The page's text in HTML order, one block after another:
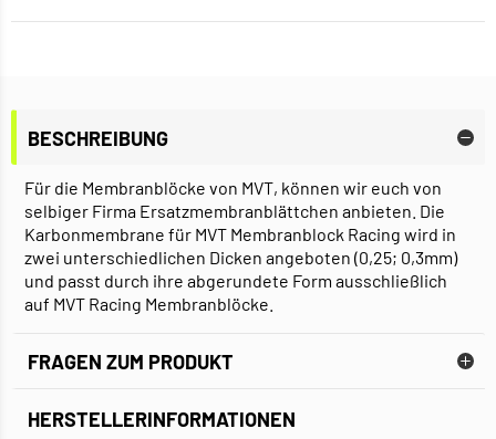
BESCHREIBUNG
Für die Membranblöcke von MVT, können wir euch von
selbiger Firma Ersatzmembranblättchen anbieten. Die
Karbonmembrane für MVT Membranblock Racing wird in
zwei unterschiedlichen Dicken angeboten (0,25; 0,3mm)
und passt durch ihre abgerundete Form ausschließlich
auf MVT Racing Membranblöcke.
FRAGEN ZUM PRODUKT
HERSTELLERINFORMATIONEN